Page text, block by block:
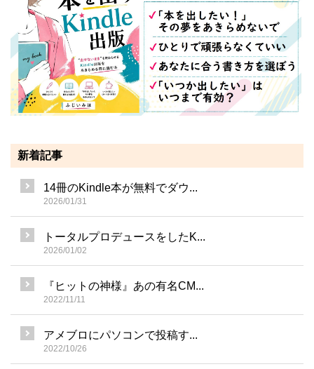
新着記事
14冊のKindle本が無料でダウ...
2026/01/31
トータルプロデュースをしたK...
2026/01/02
『ヒットの神様』あの有名CM...
2022/11/11
アメブロにパソコンで投稿す...
2022/10/26